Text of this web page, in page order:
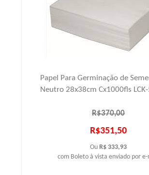
Papel Para Germinação de
Neutro 28x38cm Cx1000fls
R$370,00
R$351,50
Ou R$ 333,93
com Boleto à vista enviado por e-